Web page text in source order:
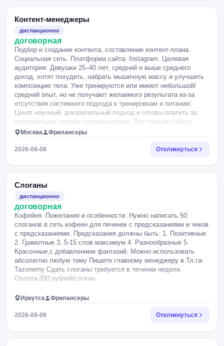
Контент-менеджеры
дистанционно
договорная
Подбор и создание контента, составление контент-плана.
Социальная сеть. Платформа сайта: Instagram. Целевая
аудитория: Девушки 25–40 лет, средний и выше среднего
доход, хотят похудеть, набрать мышечную массу и улучшить
композицию тела. Уже тренируются или имеют небольшой/
средний опыт, но не получают желаемого результата из-за
отсутствия системного подхода к тренировкам и питанию.
Ценят научный, доказательный подход и готовы платить за
персональное онлайн-сопровождение. Постоянная работа
(полная занятость). Условия и требования: Обмен по бартеру
на фитнес услуги.
Москва Фрилансеры
2026-08-08 Откликнуться
Слоганы
дистанционно
договорная
Кофейня. Пожелания и особенности: Нужно написать 50
слоганов в сеть кофеен для печенек с предсказаниями и чеков
с предсказаниями. Предсказания должны быть: 1. Позитивные
2. Грамотные 3. 5-15 слов максимум 4. Разнообразные 5.
Красочные,с добавлением фантазий. Можно использовать
абсолютно любую тему Пишите главному менеджеру в Тл.га-
Tazonemy Сдать слоганы требуется в течении недели.
Оплата-200 рублей/слоган.
Иркутск Фрилансеры
2026-08-08 Откликнуться